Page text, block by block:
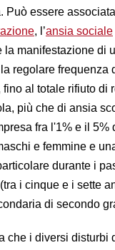
Può essere
, l’ansia sociale
la manifestazione di
regolare
fino al totale rifiuto di
più che di ansia
fra l'1% e il
e femmine e
durante i
i cinque e i sette
di secondo
che i diversi